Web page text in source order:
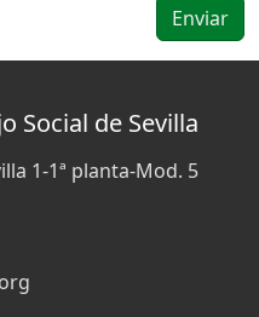
Social de Sevilla
1-1ª planta-Mod. 5